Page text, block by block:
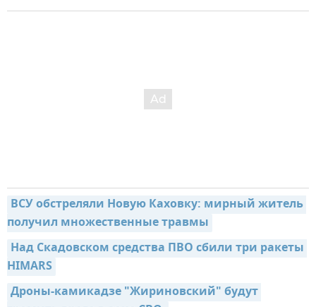
ВСУ обстреляли Новую Каховку: мирный житель
получил множественные травмы
Над Скадовском средства ПВО сбили три ракеты
HIMARS
Дроны-камикадзе "Жириновский" будут